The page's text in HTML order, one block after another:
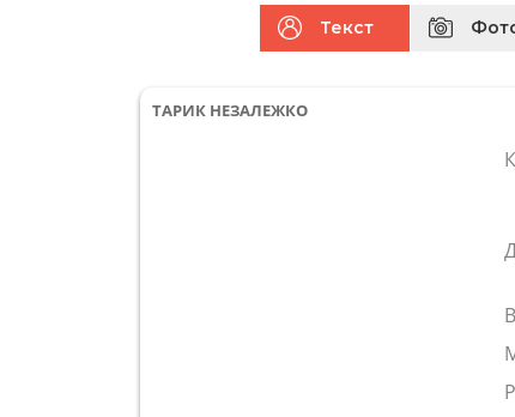
Текст
ТАРИК НЕЗАЛЕЖКО